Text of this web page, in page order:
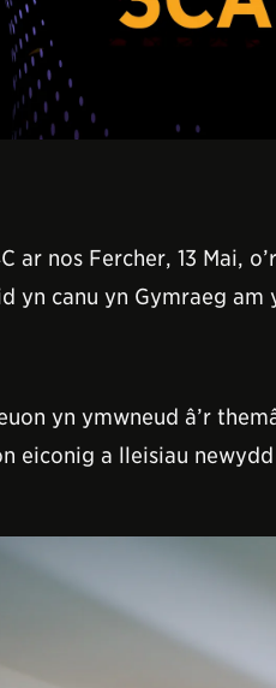
ar nos Fercher, 13 Mai,
yn canu yn Gymraeg am
yn ymwneud â’r
eiconig a lleisiau